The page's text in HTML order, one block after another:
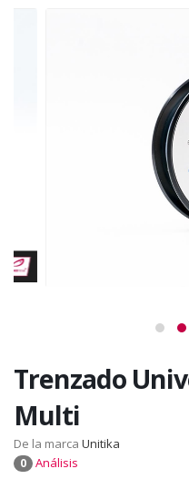
Trenzado
Multi
De la marca Unitika
0 Análisis